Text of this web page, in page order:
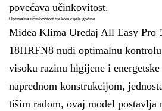
povećava učinkovitost.
Optimalna učinkovitost tijekom cijele godine
Midea Klima Uređaj All Easy Pro
18HRFN8 nudi optimalnu
visoku razinu higijene i
naprednom konstrukcijom,
tišim radom, ovaj model postavlja